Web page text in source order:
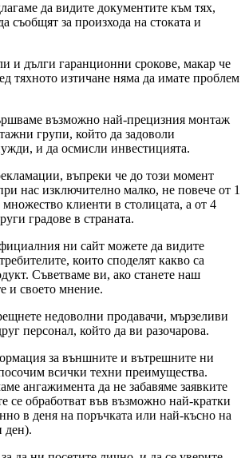
да видите документите към тях,
съобщят за произхода на стоката и
и дълги гаранционни срокове, макар че
тяхното изтичане няма да имате проблем
възможно най-прецизния монтаж
групи, който да задоволи
и да осмисли инвестицията.
въпреки че до този момент
нас изключително малко, не повече от 1
клиенти в столицата, а от 4
градове в страната.
ни сайт можете да видите
които споделят какво са
Съветваме ви, ако станете наш
и своето мнение.
недоволни продавачи, мързеливи
персонал, който да ви разочарова.
за външните и вътрешните ни
всички техни преимущества.
ангажимента да не забавяме заявките
се обработват във възможно най-кратки
в деня на поръчката или най-късно на
ден).